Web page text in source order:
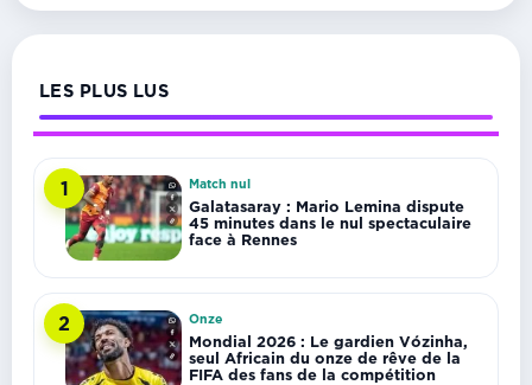
LES PLUS LUS
1 Match nul
Galatasaray : Mario Lemina dispute
45 minutes dans le nul spectaculaire
face à Rennes
2 Onze
Mondial 2026 : Le gardien Vózinha,
seul Africain du onze de rêve de la
FIFA des fans de la compétition